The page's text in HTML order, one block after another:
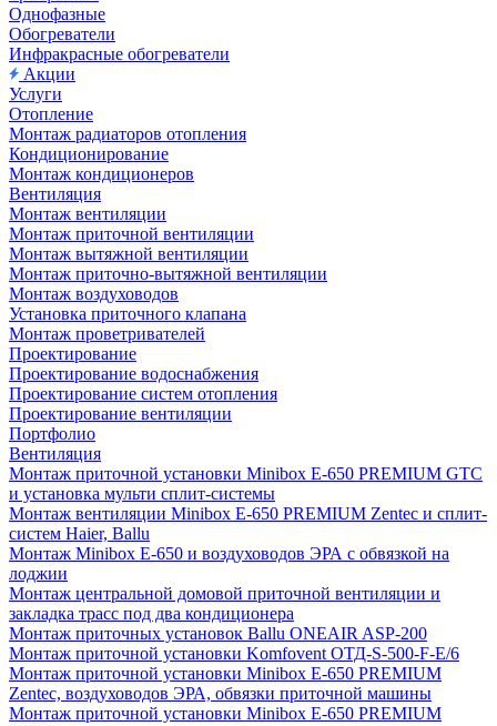
Однофазные
Обогреватели
Инфракрасные обогреватели
Акции
Услуги
Отопление
Монтаж радиаторов отопления
Кондиционирование
Монтаж кондиционеров
Вентиляция
Монтаж вентиляции
Монтаж приточной вентиляции
Монтаж вытяжной вентиляции
Монтаж приточно-вытяжной вентиляции
Монтаж воздуховодов
Установка приточного клапана
Монтаж проветривателей
Проектирование
Проектирование водоснабжения
Проектирование систем отопления
Проектирование вентиляции
Портфолио
Вентиляция
Монтаж приточной установки Minibox E-650 PREMIUM GTC
и установка мульти сплит-системы
Монтаж вентиляции Minibox E-650 PREMIUM Zentec и сплит-
систем Haier, Ballu
Монтаж Minibox E-650 и воздуховодов ЭРА с обвязкой на
лоджии
Монтаж центральной домовой приточной вентиляции и
закладка трасс под два кондиционера
Монтаж приточных установок Ballu ONEAIR ASP-200
Монтаж приточной установки Komfovent ОТД-S-500-F-E/6
Монтаж приточной установки Minibox E-650 PREMIUM
Zentec, воздуховодов ЭРА, обвязки приточной машины
Монтаж приточной установки Minibox E-650 PREMIUM